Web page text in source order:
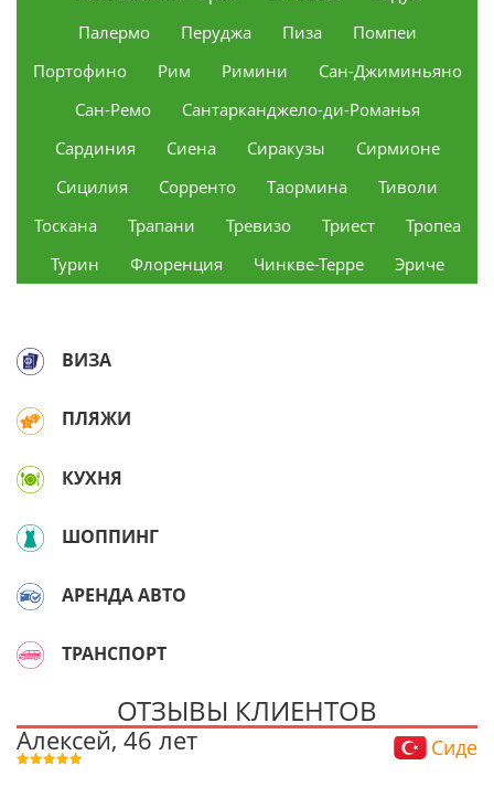
Палермо
Перуджа Пиза
Помпеи
Портофино
Рим Римини
Сан-Джиминьяно
Сан-Ремо
Сантарканджело-ди-Романья
Сардиния
Сиена Сиракузы
Сирмионе
Сицилия
Сорренто Таормина
Тиволи
Тоскана
Трапани Тревизо Триест
Тропеа
Турин
Флоренция Чинкве-Терре Эриче
ВИЗА
ПЛЯЖИ
КУХНЯ
ШОППИНГ
АРЕНДА АВТО
ТРАНСПОРТ
ОТЗЫВЫ КЛИЕНТОВ
Алексей, 46 лет Сиде